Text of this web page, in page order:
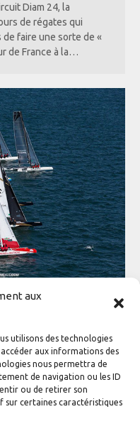
aux
utilisons des technologies
aux informations des
nous permettra de
de navigation ou les ID
ou de retirer son
certaines caractéristiques
Diam 24, la
de régates qui
faire une sorte de «
de France à la…
2 de son
adhinotec 9 juin 2015
sortira du chantier
du prochain Tour de
prête à régater. Le
passer à une nouvelle